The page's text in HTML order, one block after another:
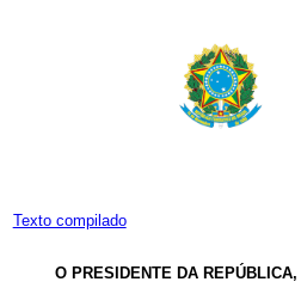
Texto compilado
O PRESIDENTE DA REPÚBLICA,